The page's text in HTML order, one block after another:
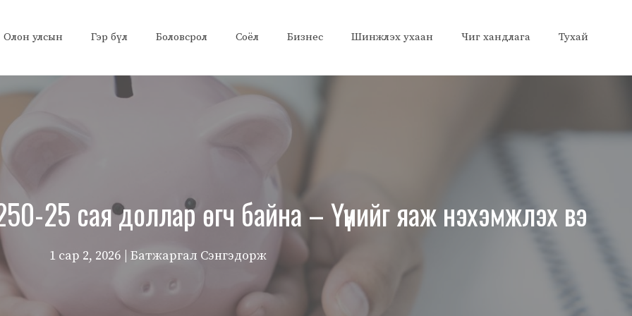
Олон улсын Гэр бүл Боловсрол Соёл Бизнес Шинжлэх ухаан Чиг хандлага Тухай
25 сая доллар өгч байна – Үүнийг яаж нэхэмжлэх вэ
1 сар 2, 2026 | Батжаргал Сэнгэдорж